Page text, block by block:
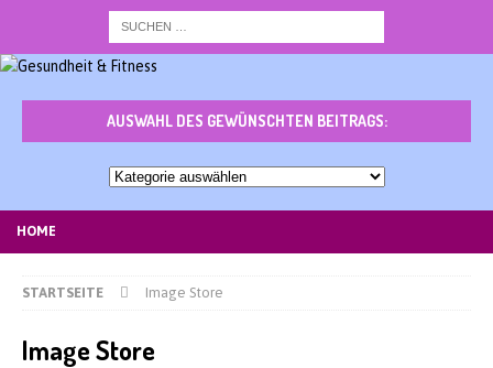
AUSWAHL DES GEWÜNSCHTEN BEITRAGS:
Auswahl
HOME
STARTSEITE Image Store
Image Store